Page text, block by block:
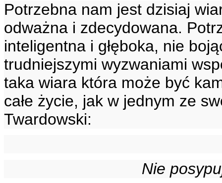
Potrzebna nam jest dzisiaj
odważna i zdecydowana.
inteligentna i głęboka, nie
trudniejszymi wyzwaniami
taka wiara która może być
całe życie, jak w jednym ze
Twardowski:
Nie